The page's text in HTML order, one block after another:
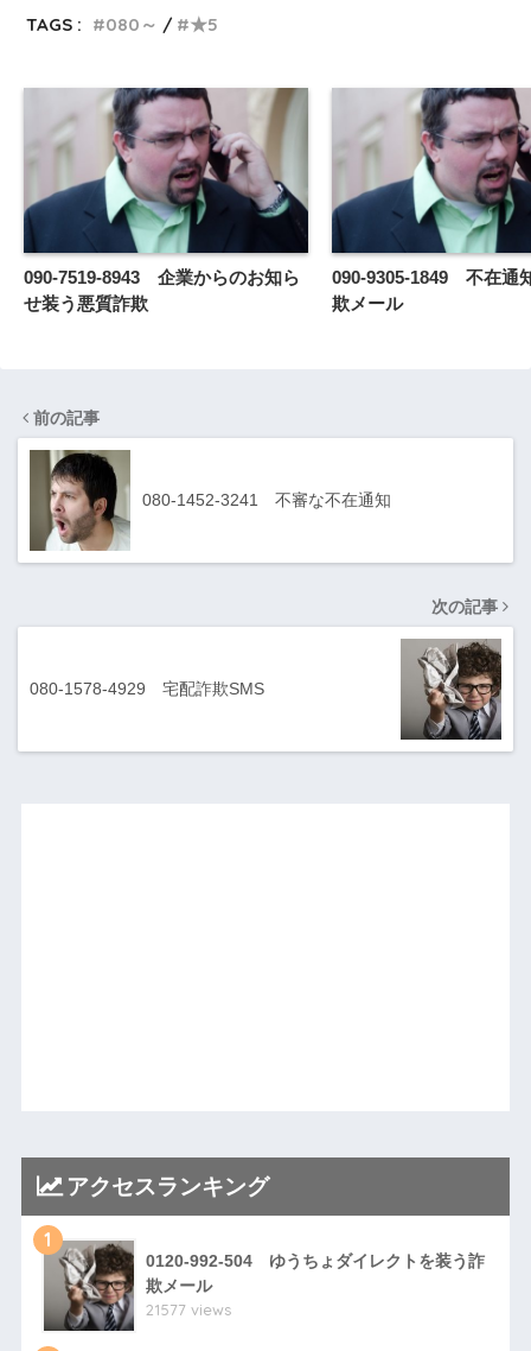
TAGS :
080～ ★5
090-7519-8943 企業からのお知ら
せ装う悪質詐欺
090-9305-1849 不在通
欺メール
前の記事
080-1452-3241 不審な不在通知
次の記事
080-1578-4929 宅配詐欺SMS
アクセスランキング
1
0120-992-504 ゆうちょダイレクトを装う詐
欺メール
21577 views